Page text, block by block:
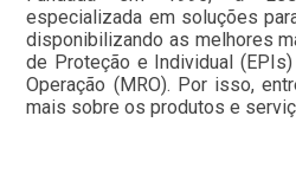
especializada em soluções
disponibilizando as melhores
de Proteção e Individual
Operação (MRO). Por isso,
mais sobre os produtos e